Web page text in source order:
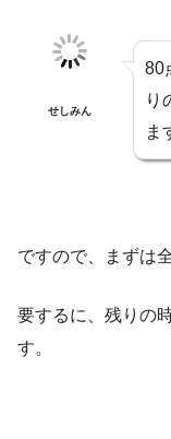
せしみん
80
り
ま
ですので、まずは
要するに、残りの
す。